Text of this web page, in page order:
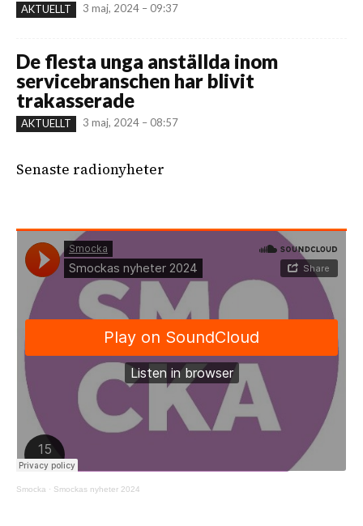
AKTUELLT 3 maj, 2024 – 09:37
De flesta unga anställda inom
servicebranschen har blivit
trakasserade
AKTUELLT 3 maj, 2024 – 08:57
Senaste radionyheter
Smocka · Smockas nyheter 2024